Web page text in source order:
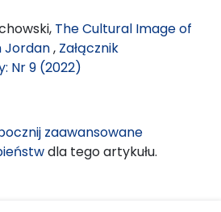
The Cultural Image of
Jordan, Załącznik
Nr 9 (2022)
zaawansowane
dla tego artykułu.